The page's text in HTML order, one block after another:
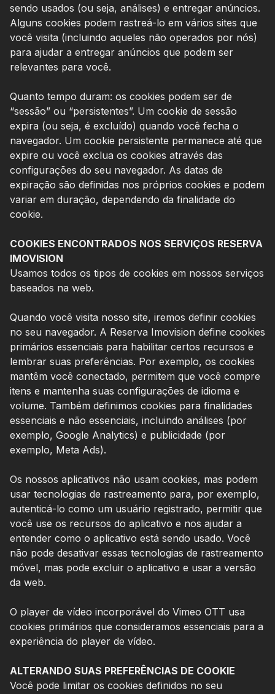
sendo usados (ou seja, análises) e entregar anúncios.
Alguns cookies podem rastreá-lo em vários sites que
você visita (incluindo aqueles não operados por nós)
para ajudar a entregar anúncios que podem ser
relevantes para você.
Quanto tempo duram: os cookies podem ser de
“sessão” ou “persistentes”. Um cookie de sessão
expira (ou seja, é excluído) quando você fecha o
navegador. Um cookie persistente permanece até que
expire ou você exclua os cookies através das
configurações do seu navegador. As datas de
expiração são definidas nos próprios cookies e podem
variar em duração, dependendo da finalidade do
cookie.
COOKIES ENCONTRADOS NOS SERVIÇOS RESERVA
IMOVISION
Usamos todos os tipos de cookies em nossos serviços
baseados na web.
Quando você visita nosso site, iremos definir cookies
no seu navegador. A Reserva Imovision define cookies
primários essenciais para habilitar certos recursos e
lembrar suas preferências. Por exemplo, os cookies
mantêm você conectado, permitem que você compre
itens e mantenha suas configurações de idioma e
volume. Também definimos cookies para finalidades
essenciais e não essenciais, incluindo análises (por
exemplo, Google Analytics) e publicidade (por
exemplo, Meta Ads).
Os nossos aplicativos não usam cookies, mas podem
usar tecnologias de rastreamento para, por exemplo,
autenticá-lo como um usuário registrado, permitir que
você use os recursos do aplicativo e nos ajudar a
entender como o aplicativo está sendo usado. Você
não pode desativar essas tecnologias de rastreamento
móvel, mas pode excluir o aplicativo e usar a versão
da web.
O player de vídeo incorporável do Vimeo OTT usa
cookies primários que consideramos essenciais para a
experiência do player de vídeo.
ALTERANDO SUAS PREFERÊNCIAS DE COOKIE
Você pode limitar os cookies definidos no seu